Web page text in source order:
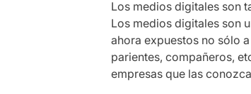
Los medios digitales son
Los medios digitales son
ahora expuestos no sólo
parientes, compañeros,
empresas que las